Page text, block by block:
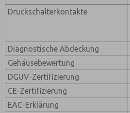
Druckschalterkontakte
Diagnostische Abdeckung
Gehäusebewertung
DGUV-Zertifizierung
CE-Zertifizierung
EAC-Erklärung